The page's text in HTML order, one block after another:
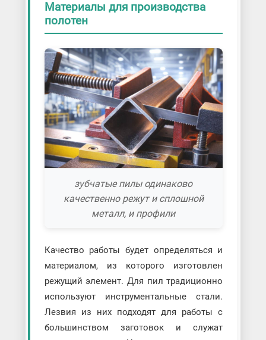
Материалы для производства
полотен
зубчатые пилы одинаково
качественно режут и сплошной
металл, и профили
Качество работы будет определяться и
материалом, из которого изготовлен
режущий элемент. Для пил традиционно
используют инструментальные стали.
Лезвия из них подходят для работы с
большинством заготовок и служат